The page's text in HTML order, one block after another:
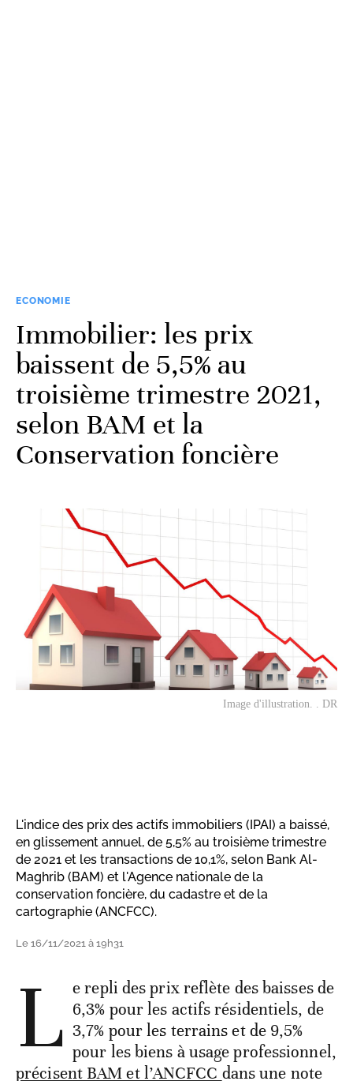
ECONOMIE
Immobilier: les prix
baissent de 5,5% au
troisième trimestre 2021,
selon BAM et la
Conservation foncière
Image d'illustration. . DR
L'indice des prix des actifs immobiliers (IPAI) a baissé,
en glissement annuel, de 5,5% au troisième trimestre
de 2021 et les transactions de 10,1%, selon Bank Al-
Maghrib (BAM) et l'Agence nationale de la
conservation foncière, du cadastre et de la
cartographie (ANCFCC).
Le 16/11/2021 à 19h31
L e repli des prix reflète des baisses de
6,3% pour les actifs résidentiels, de
3,7% pour les terrains et de 9,5%
pour les biens à usage professionnel,
précisent BAM et l’ANCFCC dans une note